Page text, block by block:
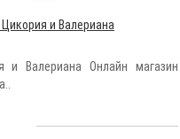
и Валериана
и Валериана Онлайн магазин